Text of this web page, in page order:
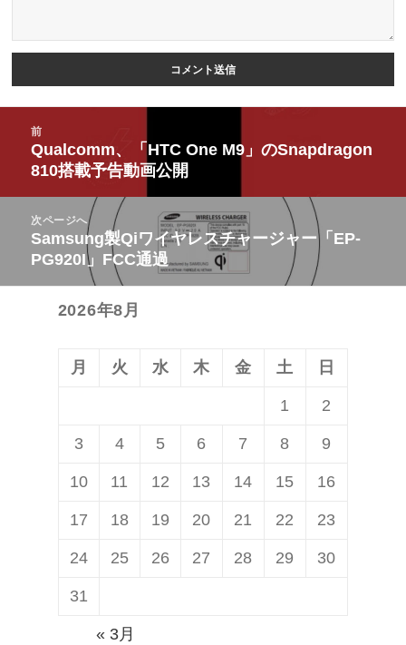
ビ
前
前
の
投
稿:
Qualcomm、「HTC One M9」のSnapdragon
810搭載予告動画公開
次ページへ
次
の
Samsung製Qiワイヤレスチャージャー「EP-
PG920I」FCC通過
2026年8月
月 火 水 木 金 土 日
1 2
3 4 5 6 7 8 9
10 11 12 13 14 15 16
17 18 19 20 21 22 23
24 25 26 27 28 29 30
31
« 3月